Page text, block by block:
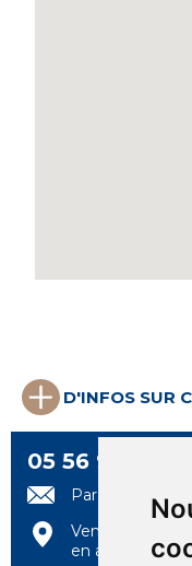
D'INFOS SUR
05 56 99 97 97
Par e-mail
Venez nous
en agence